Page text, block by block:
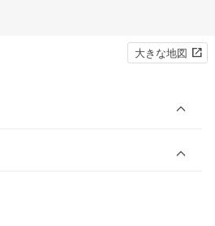
大きな地図